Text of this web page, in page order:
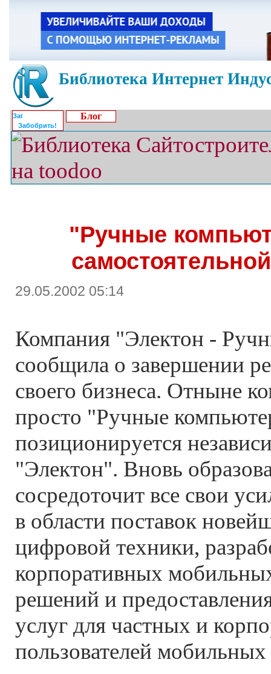
Библиотека Интернет
Забобрить!
Блог
"Ручные
29.05.2002 05:14
Компания "Электон -
сообщила о завершении
своего бизнеса. Отныне
просто "Ручные
позиционируется
"Электон". Вновь
сосредоточит все свои
в области поставок
цифровой техники,
корпоративных
решений и
услуг для частных и
пользователей мобильных